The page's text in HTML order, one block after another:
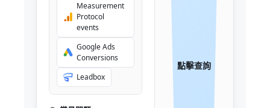
Measurement
Protocol
events
Google Ads
Conversions
Leadbox
點擊查詢